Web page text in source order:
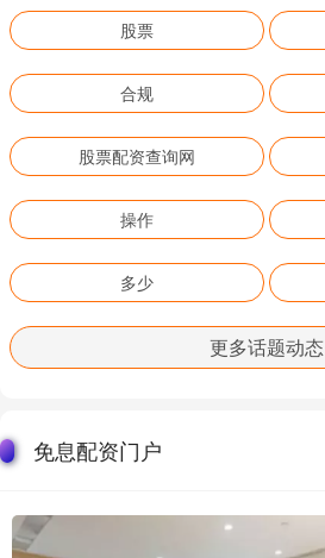
股票
合规
股票配资查询网
操作
多少
更多话题动态
免息配资门户